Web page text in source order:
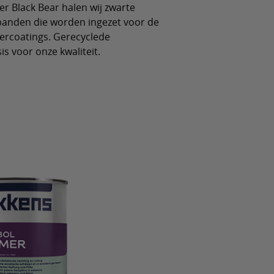
Black Bear halen wij zwarte
die worden ingezet voor de
Gerecyclede
voor onze kwaliteit.